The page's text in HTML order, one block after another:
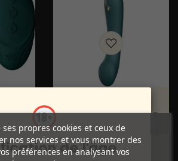
PULS WAVE VIBE VERT
propres cookies et ceux de
nos services et vous montrer des
préférences en analysant vos
de l'âge